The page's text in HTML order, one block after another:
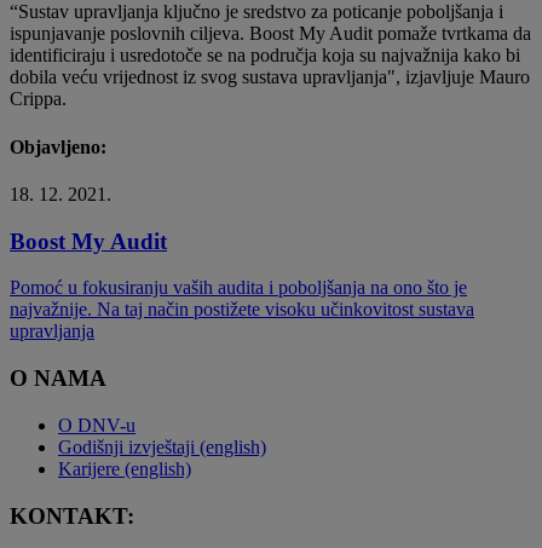
“Sustav upravljanja ključno je sredstvo za poticanje poboljšanja i
ispunjavanje poslovnih ciljeva. Boost My Audit pomaže tvrtkama da
identificiraju i usredotoče se na područja koja su najvažnija kako bi
dobila veću vrijednost iz svog sustava upravljanja", izjavljuje Mauro
Crippa.
Objavljeno:
18. 12. 2021.
Boost My Audit
Pomoć u fokusiranju vaših audita i poboljšanja na ono što je
najvažnije. Na taj način postižete visoku učinkovitost sustava
upravljanja
O NAMA
O DNV-u
Godišnji izvještaji (english)
Karijere (english)
KONTAKT: